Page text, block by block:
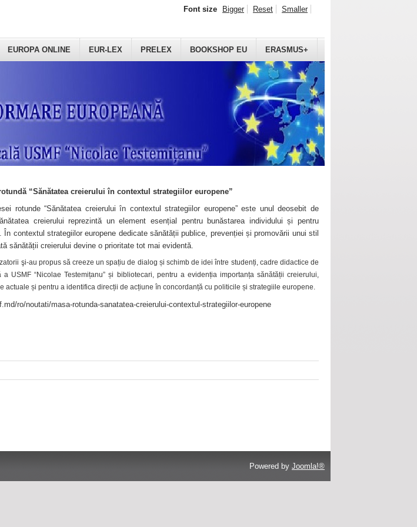
EUROPA ONLINE EUR-LEX PRELEX BOOKSHOP EU ERASMUS+
Font size Bigger Reset Smaller
“Sănătatea creierului în contextul strategiilor europene”
rotunde “Sănătatea creierului în contextul strategiilor europene” este unul deosebit de
creierului reprezintă un element esențial pentru bunăstarea individului și pentru
contextul strategiilor europene dedicate sănătății publice, prevenției și promovării unui stil
sănătății creierului devine o prioritate tot mai evidentă.
şi-au propus să creeze un spațiu de dialog și schimb de idei între studenți, cadre didactice de
USMF “Nicolae Testemițanu” și bibliotecari, pentru a evidenția importanța sănătății creierului,
actuale și pentru a identifica direcții de acțiune în concordanță cu politicile și strategiile europene.
ro/noutati/masa-rotunda-sanatatea-creierului-contextul-strategiilor-europene
Powered by Joomla!®